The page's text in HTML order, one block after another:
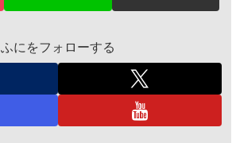
ふにをフォローする